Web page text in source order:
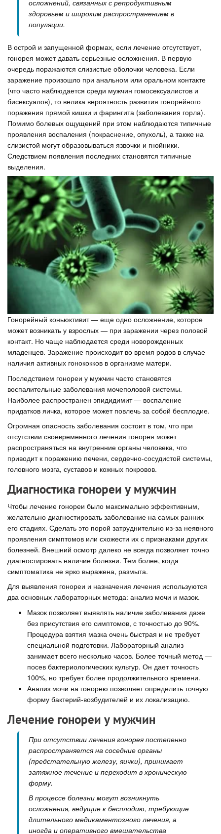
осложнений, связанных с репродуктивным
здоровьем и широким распространением в
популяции.
В острой и запущенной формах, если лечение отсутствует,
гонорея может давать серьезные осложнения. В первую
очередь поражаются слизистые оболочки человека. Если
заражение произошло при анальном или оральном контакте
(что часто наблюдается среди мужчин гомосексуалистов и
бисексуалов), то велика вероятность развития гонорейного
поражения прямой кишки и фарингита (заболевания горла).
Помимо болевых ощущений при этом наблюдаются типичные
проявления воспаления (покраснение, опухоль), а также на
слизистой могут образовываться язвочки и гнойники.
Следствием появления последних становятся типичные
выделения.
Гонорейный коньюктивит — еще одно осложнение, которое
может возникать у взрослых — при заражении через половой
контакт. Но чаще наблюдается среди новорожденных
младенцев. Заражение происходит во время родов в случае
наличия активных гонококков в организме матери.
Последствием гонореи у мужчин часто становятся
воспалительные заболевания мочеполовой системы.
Наиболее распространен эпидидимит — воспаление
придатков яичка, которое может повлечь за собой бесплодие.
Огромная опасность заболевания состоит в том, что при
отсутствии своевременного лечения гонорея может
распространяться на внутренние органы человека, что
приводит к поражению печени, сердечно-сосудистой системы,
головного мозга, суставов и кожных покровов.
Диагностика гонореи у мужчин
Чтобы лечение гонореи было максимально эффективным,
желательно диагностировать заболевание на самых ранних
его стадиях. Сделать это порой затруднительно из-за неявного
проявления симптомов или схожести их с признаками других
болезней. Внешний осмотр далеко не всегда позволяет точно
диагностировать наличие болезни. Тем более, когда
симптоматика не ярко выражена, размыта.
Для выявления гонореи и назначения лечения используются
два основных лабораторных метода: анализ мочи и мазок.
Мазок позволяет выявлять наличие заболевания даже
без присутствия его симптомов, с точностью до 90%.
Процедура взятия мазка очень быстрая и не требует
специальной подготовки. Лабораторный анализ
занимает всего несколько часов. Более точный метод —
посев бактериологических культур. Он дает точность
100%, но требует более продолжительного времени.
Анализ мочи на гонорею позволяет определить точную
форму бактерий-возбудителей и их локализацию.
Лечение гонореи у мужчин
При отсутствии лечения гонорея постепенно
распространяется на соседние органы
(предстательную железу, яички), принимает
затяжное течение и переходит в хроническую
форму.
В процессе болезни могут возникнуть
осложнения, ведущие к бесплодию, требующие
длительного медикаментозного лечения, а
иногда и оперативного вмешательства